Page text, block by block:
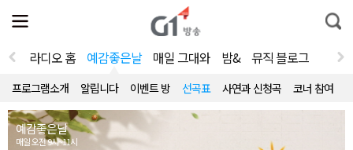
전
체
뉴
열
통
합
라디오 홈 예감좋은날 매일 그대와 밤& 뮤직 블로그
프로그램소개 알립니다 이벤트 방 선곡표 사연과 신청곡 코너 참여
예감좋은날
매일 오전 9시~11시